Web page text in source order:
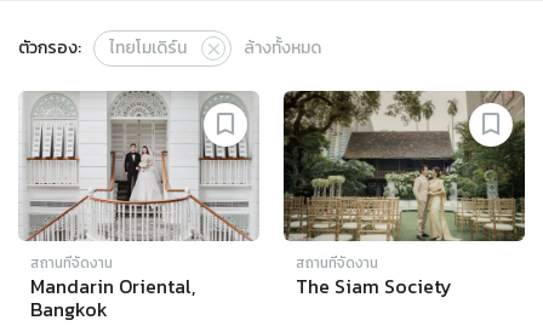
ตัวกรอง: ไทยโมเดิร์น ล้างทั้งหมด
สถานที่จัดงาน
Mandarin Oriental,
Bangkok
สถานที่จัดงาน
The Siam Society